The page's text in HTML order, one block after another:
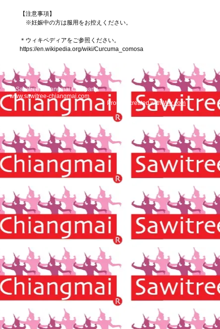
【注意事項】
※妊娠中の方は服用をお控えください。
＊ウィキペディアをご参照ください。
https://en.wikipedia.org/wiki/Curcuma_comosa
© Sawitree Chiangmai Company
www.sawitree-chiangmai.com
Proudly created withWix.com